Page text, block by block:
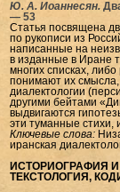
Ю. А. Иоаннесян.
— 53
Статья посвящена
по рукописи из
написанные на
в изданные в Иране
многих списках,
понимают их смысла,
диалектологии
другими бейтами
выдвигаются
эти туманные стихи,
Ключевые слова:
иранская
ИСТОРИОГРАФИЯ
ТЕКСТОЛОГИЯ,